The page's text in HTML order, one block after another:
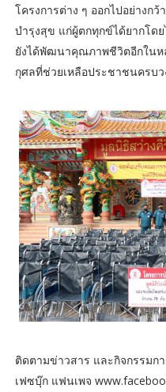
โครงการต่าง ๆ ออกไปอย่างก
บำรุงสุข แก่ผู้ตกทุกข์ได้ยากโด
ยังได้พัฒนาคุณภาพชีวิตอีกในห
กุศลที่ช่วยเหลือประชาชนครบ
ติดตามข่าวสาร และกิจกรรมก
เฟซบุ๊ก แฟนเพจ